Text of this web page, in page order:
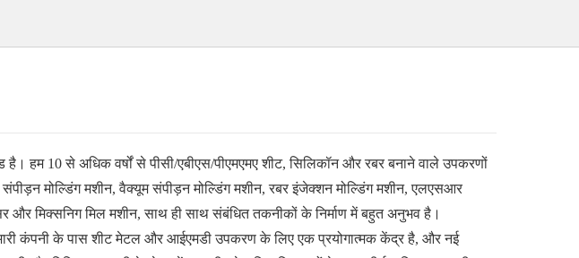
हम 10 से अधिक वर्षों से पीसी/एबीएस/पीएमएमए शीट, सिलिकॉन और रबर बनाने वाले उपकरणों
मोल्डिंग मशीन, वैक्यूम संपीड़न मोल्डिंग मशीन, रबर इंजेक्शन मोल्डिंग मशीन, एलएसआर
और मिक्सनिग मिल मशीन, साथ ही साथ संबंधित तकनीकों के निर्माण में बहुत अनुभव है।
कंपनी के पास शीट मेटल और आईएमडी उपकरण के लिए एक प्रयोगात्मक केंद्र है, और नई